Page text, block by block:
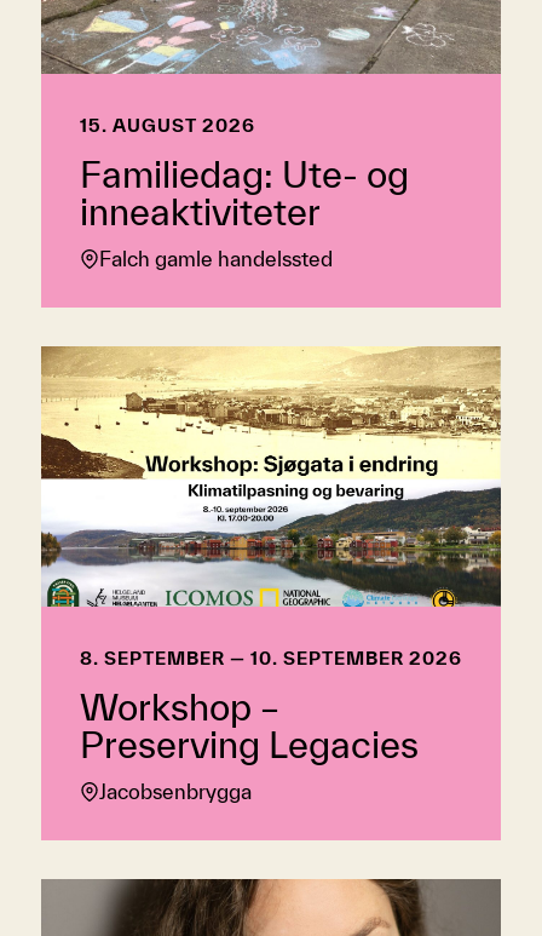
15. AUGUST 2026
Familiedag: Ute- og
inneaktiviteter
Falch gamle handelssted
8. SEPTEMBER — 10. SEPTEMBER 2026
Workshop –
Preserving Legacies
Jacobsenbrygga